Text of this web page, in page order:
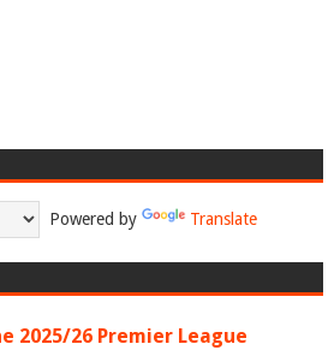
Powered by Translate
2025/26 Premier League